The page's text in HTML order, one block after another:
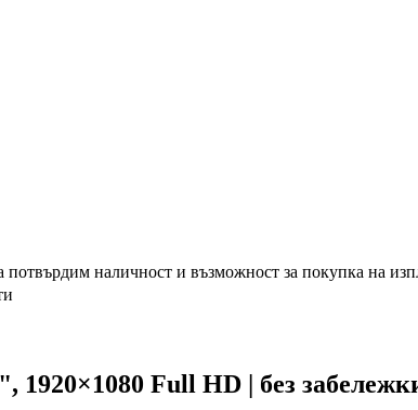
потвърдим наличност и възможност за покупка на
1920×1080 Full HD | без